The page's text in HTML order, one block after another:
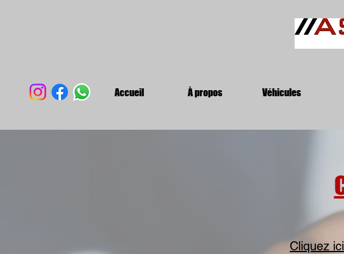
Accueil À propos Véhicules
Cliquez